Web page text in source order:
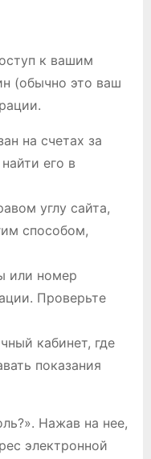
к вашим
(обычно это ваш
на счетах за
его в
углу сайта,
способом,
или номер
Проверьте
кабинет, где
показания
Нажав на нее,
электронной